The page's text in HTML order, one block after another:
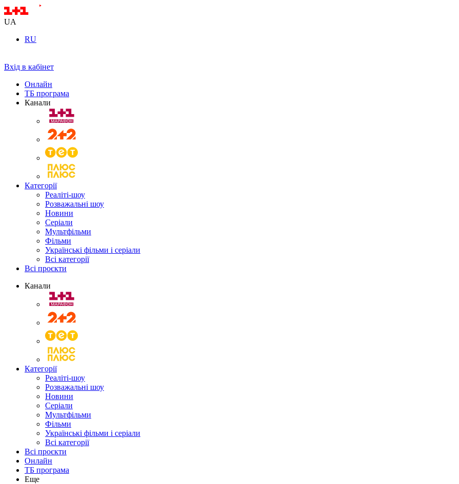
UA
RU
Вхід в кабінет
Онлайн
ТБ програма
Канали
Категорії
Реаліті-шоу
Розважальні шоу
Новини
Серіали
Мультфільми
Фільми
Українські фільми і серіали
Всі категорії
Всі проєкти
Канали
Категорії
Реаліті-шоу
Розважальні шоу
Новини
Серіали
Мультфільми
Фільми
Українські фільми і серіали
Всі категорії
Всі проєкти
Онлайн
ТБ програма
Еще